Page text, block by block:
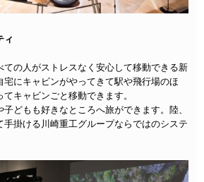
ィ
ての人がストレスなく安心して移動できる新
宅にキャビンがやってきて駅や飛行場のほ
キャビンごと移動できます。
どもも好きなところへ旅ができます。陸、
手掛ける川崎重工グループならではのシステ